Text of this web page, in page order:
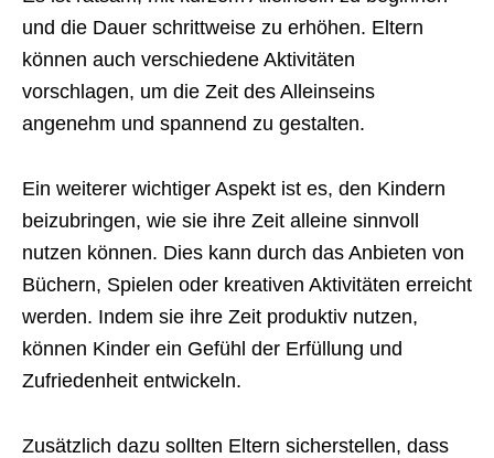
und die Dauer schrittweise zu erhöhen. Eltern
können auch verschiedene Aktivitäten
vorschlagen, um die Zeit des Alleinseins
angenehm und spannend zu gestalten.
Ein weiterer wichtiger Aspekt ist es, den Kindern
beizubringen, wie sie ihre Zeit alleine sinnvoll
nutzen können. Dies kann durch das Anbieten von
Büchern, Spielen oder kreativen Aktivitäten erreicht
werden. Indem sie ihre Zeit produktiv nutzen,
können Kinder ein Gefühl der Erfüllung und
Zufriedenheit entwickeln.
Zusätzlich dazu sollten Eltern sicherstellen, dass